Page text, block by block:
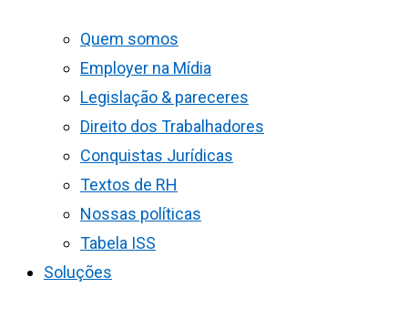
Quem somos
Employer na Mídia
Legislação & pareceres
Direito dos Trabalhadores
Conquistas Jurídicas
Textos de RH
Nossas políticas
Tabela ISS
Soluções